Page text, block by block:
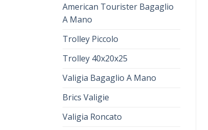
American Tourister Bagaglio
A Mano
Trolley Piccolo
Trolley 40x20x25
Valigia Bagaglio A Mano
Brics Valigie
Valigia Roncato